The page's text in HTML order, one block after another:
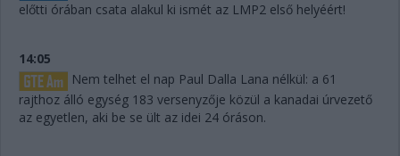
előtti órában csata alakul ki ismét az LMP2 első helyéért!
14:05
Nem telhet el nap Paul Dalla Lana nélkül: a 61
rajthoz álló egység 183 versenyzője közül a kanadai úrvezető
az egyetlen, aki be se ült az idei 24 óráson.